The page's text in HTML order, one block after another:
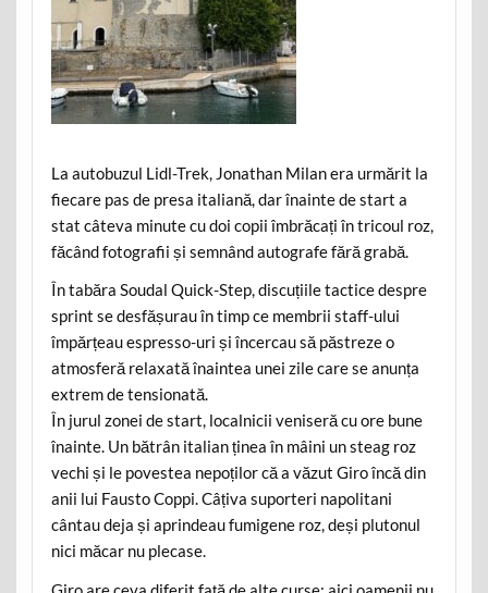
La autobuzul Lidl-Trek, Jonathan Milan era urmărit la
fiecare pas de presa italiană, dar înainte de start a
stat câteva minute cu doi copii îmbrăcați în tricoul roz,
făcând fotografii și semnând autografe fără grabă.
În tabăra Soudal Quick-Step, discuțiile tactice despre
sprint se desfășurau în timp ce membrii staff-ului
împărțeau espresso-uri și încercau să păstreze o
atmosferă relaxată înaintea unei zile care se anunța
extrem de tensionată.
În jurul zonei de start, localnicii veniseră cu ore bune
înainte. Un bătrân italian ținea în mâini un steag roz
vechi și le povestea nepoților că a văzut Giro încă din
anii lui Fausto Coppi. Câțiva suporteri napolitani
cântau deja și aprindeau fumigene roz, deși plutonul
nici măcar nu plecase.